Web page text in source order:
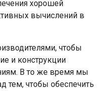
хорошей
вычислений в
чтобы
и конструкции
В то же время мы
тем, чтобы обеспечить